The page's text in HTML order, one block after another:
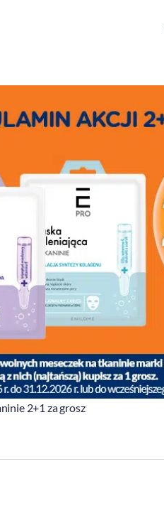
2+1 za grosz